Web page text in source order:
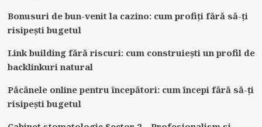
Bonusuri de bun-venit la cazino: cum profiți fără să-ți
risipești bugetul
Link building fără riscuri: cum construiești un profil de
backlinkuri natural
Păcănele online pentru începători: cum începi fără să-ți
risipești bugetul